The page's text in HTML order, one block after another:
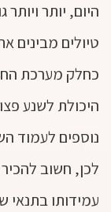
היום, יותר
טיולים מבינים
כחלק מערכת
היכולת לשנע
נוספים לעמוד
לכן, חשוב
עמידותו